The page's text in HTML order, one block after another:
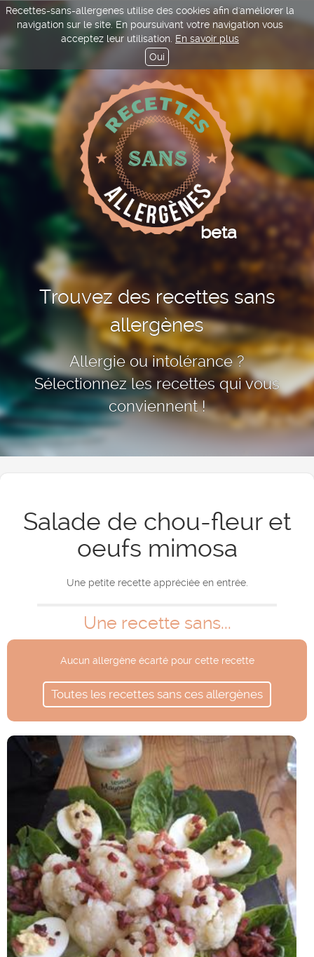
Recettes-sans-allergenes utilise des cookies afin d'améliorer la
navigation sur le site. En poursuivant votre navigation vous
acceptez leur utilisation. En savoir plus
Oui
beta
Trouvez des recettes sans
allergènes
Allergie ou intolérance ?
Sélectionnez les recettes qui vous
conviennent !
Salade de chou-fleur et
oeufs mimosa
Une petite recette appréciée en entrée.
Une recette sans...
Aucun allergène écarté pour cette recette
Toutes les recettes sans ces allergènes